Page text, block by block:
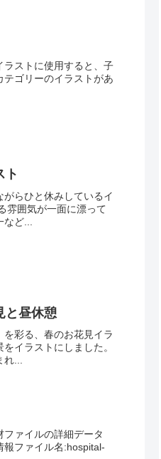
ラストに使用すると、子
ゴリーのイラストがあ
ト
らひと休みしているイ
雰囲気が一面に漂って
ど...
と昼休憩
彩る、春のお花見イラ
イラストにしました。
...
ァイルの詳細データ
報ファイル名:hospital-